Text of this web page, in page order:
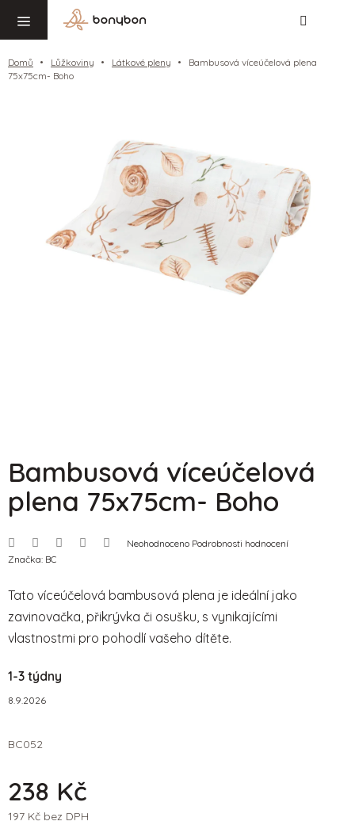
obsah
Domů Lůžkoviny Látkové pleny
Bambusová víceúčelová plena
75x75cm- Boho
Bambusová víceúčelová
plena 75x75cm- Boho
Průměrné
0,0
z
5
hvězdiček.
Neohodnoceno Podrobnosti hodnocení
Značka: BC
Tato víceúčelová bambusová plena je ideální jako
zavinovačka, přikrývka či osušku, s vynikajícími
vlastnostmi pro pohodlí vašeho dítěte.
1-3 týdny
8.9.2026
BC052
238 Kč
197 Kč bez DPH